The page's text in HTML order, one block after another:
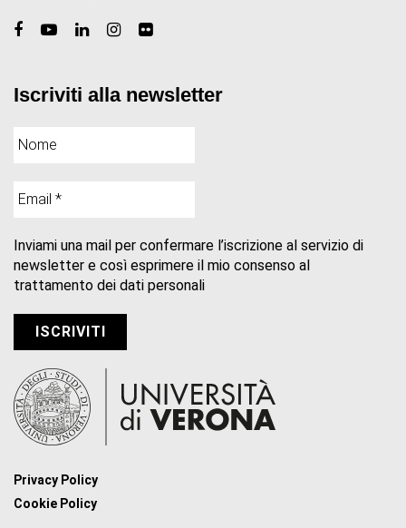
Iscriviti alla newsletter
Inviami una mail per confermare l’iscrizione al servizio di
newsletter e così esprimere il mio consenso al
trattamento dei dati personali
Privacy Policy
Cookie Policy